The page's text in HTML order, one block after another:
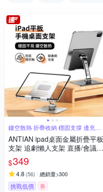
鏤空散熱 折疊收納 穩固支撐 邊充電
玩
ANTIAN ipad桌面金屬折疊平板
支架 追劇懶人支架 直播/會議
平板架 手機支架 交換禮物
$349
4.8 (56) 總銷量>300
挑戰低價 券